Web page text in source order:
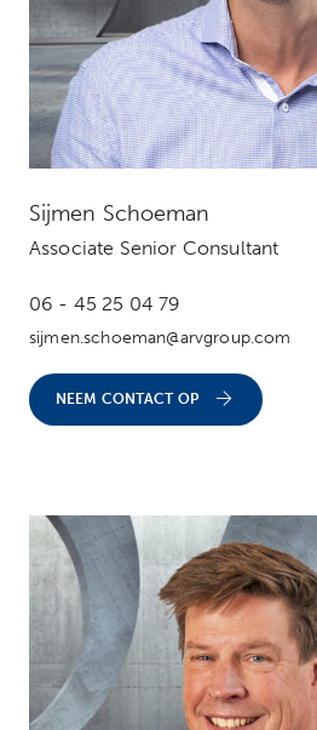
Sijmen Schoeman
Associate Senior Consultant
06 - 45 25 04 79
sijmen.schoeman@arvgroup.com
NEEM CONTACT OP